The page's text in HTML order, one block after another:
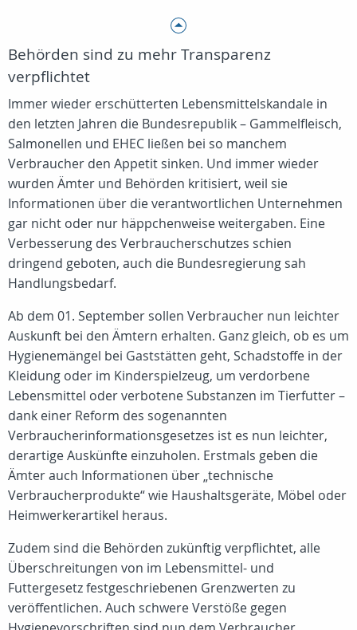
Behörden sind zu mehr Transparenz
verpflichtet
Immer wieder erschütterten Lebensmittelskandale in
den letzten Jahren die Bundesrepublik – Gammelfleisch,
Salmonellen und EHEC ließen bei so manchem
Verbraucher den Appetit sinken. Und immer wieder
wurden Ämter und Behörden kritisiert, weil sie
Informationen über die verantwortlichen Unternehmen
gar nicht oder nur häppchenweise weitergaben. Eine
Verbesserung des Verbraucherschutzes schien
dringend geboten, auch die Bundesregierung sah
Handlungsbedarf.
Ab dem 01. September sollen Verbraucher nun leichter
Auskunft bei den Ämtern erhalten. Ganz gleich, ob es um
Hygienemängel bei Gaststätten geht, Schadstoffe in der
Kleidung oder im Kinderspielzeug, um verdorbene
Lebensmittel oder verbotene Substanzen im Tierfutter –
dank einer Reform des sogenannten
Verbraucherinformationsgesetzes ist es nun leichter,
derartige Auskünfte einzuholen. Erstmals geben die
Ämter auch Informationen über „technische
Verbraucherprodukte“ wie Haushaltsgeräte, Möbel oder
Heimwerkerartikel heraus.
Zudem sind die Behörden zukünftig verpflichtet, alle
Überschreitungen von im Lebensmittel- und
Futtergesetz festgeschriebenen Grenzwerten zu
veröffentlichen. Auch schwere Verstöße gegen